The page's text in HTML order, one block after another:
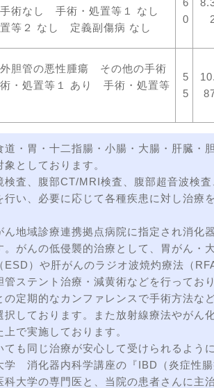
術なし 手術・処置等１ なし
等２ なし 定義副傷病 なし
6
0
胆管の悪性腫瘍 その他の手術
・処置等１ あり 手術・処置等
5
5
道・胃・十二指腸・小腸・大腸・肝臓・
としております。
検査、腹部CT/MRI検査、腹部超音波検
行い、必要に応じて各種疾患に対し治療
ん地域診療連携拠点病院に指定され消化
。がんの低侵襲的治療として、胃がん・
ESD）や肝がんのラジオ波焼灼療法（
管ステント治療・減黄術などを行ってお
の定期的なカンファレンスで手術方法な
択しております。また放射線療法やがん
で実施しております。
ても同じ治療が安心して受けられるよう
学 消化器内科学講座の『IBD（炎症性
科大学の専門医と、当院の患者さんに主